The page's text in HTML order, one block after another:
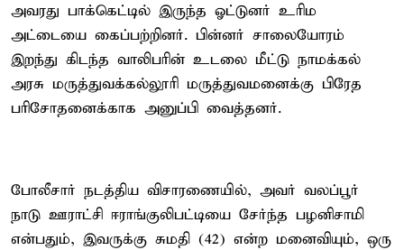
அவரது பாக்கெட்டில் இருந்த ஓட்டுனர் உரிம
அட்டையை கைப்பற்றினர். பின்னர் சாலையோரம்
இறந்து கிடந்த வாலிபரின் உடலை மீட்டு நாமக்கல்
அரசு மருத்துவக்கல்லூரி மருத்துவமனைக்கு பிரேத
பரிசோதனைக்காக அனுப்பி வைத்தனர்.
போலீசார் நடத்திய விசாரணையில், அவர் வலப்பூர்
நாடு ஊராட்சி ஈராங்குலிபட்டியை சேர்ந்த பழனிசாமி
என்பதும், இவருக்கு சுமதி (42) என்ற மனைவியும், ஒரு